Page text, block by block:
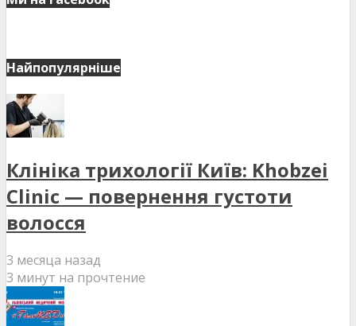
Найпопулярніше
Клініка трихології Київ: Khobzei
Clinic — повернення густоти
волосся
3 месяца назад
3 минут на прочтение